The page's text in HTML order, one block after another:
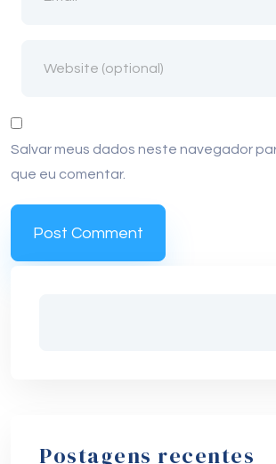
Salvar meus dados neste navegador
que eu comentar.
Postagens recentes